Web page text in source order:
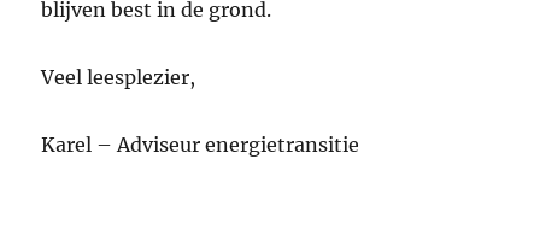
blijven best in de grond.
Veel leesplezier,
Karel – Adviseur energietransitie